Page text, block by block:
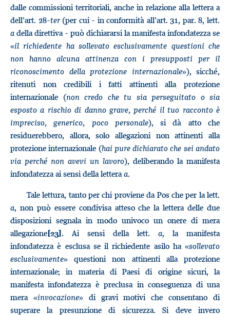
dalle commissioni territoriali, anche in relazione alla lettera a
dell’art. 28-ter(per cui - in conformità all’art. 31, par. 8, lett.
a della direttiva - può dichiararsi la manifesta infondatezza se
«il richiedente ha sollevato esclusivamente questioni che
non hanno alcuna attinenza con i presupposti per il
riconoscimento della protezione internazionale»), sicché,
ritenuti non credibili i fatti attinenti alla protezione
internazionale (non credo che tu sia perseguitato o sia
esposto a rischio di danno grave, perché il tuo racconto è
impreciso, generico, poco personale), si dà atto che
residuerebbero, allora, solo allegazioni non attinenti alla
protezione internazionale (hai pure dichiarato che sei andato
via perché non avevi un lavoro), deliberando la manifesta
infondatezza ai sensi della letteraa.
Tale lettura, tanto per chi proviene da Pos che per la lett.
a, non può essere condivisa atteso che la lettera delle due
disposizioni segnala in modo univoco un onere di mera
allegazione[23]. Ai sensi della lett. a, la manifesta
infondatezza è esclusa se il richiedente asilo ha «sollevato
esclusivamente» questioni non attinenti alla protezione
internazionale; in materia di Paesi di origine sicuri, la
manifesta infondatezza è preclusa in conseguenza di una
mera «invocazione» di gravi motivi che consentano di
superare la presunzione di sicurezza. Si deve invero